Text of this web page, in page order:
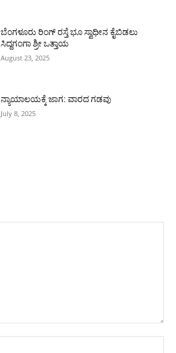
ಬೆಂಗಳೂರು ರಿಂಗ್ ರಸ್ತೆ ಭೂ ಸ್ವಾಧೀನ ಕೈಬಿಡಲು
ಸಿದ್ದಗಂಗಾ ಶ್ರೀ ಒತ್ತಾಯ
August 23, 2025
ನ್ಯಾಯಾಲಯಕ್ಕೆ ಜಾಗ: ವಾರದ ಗಡವು
July 8, 2025